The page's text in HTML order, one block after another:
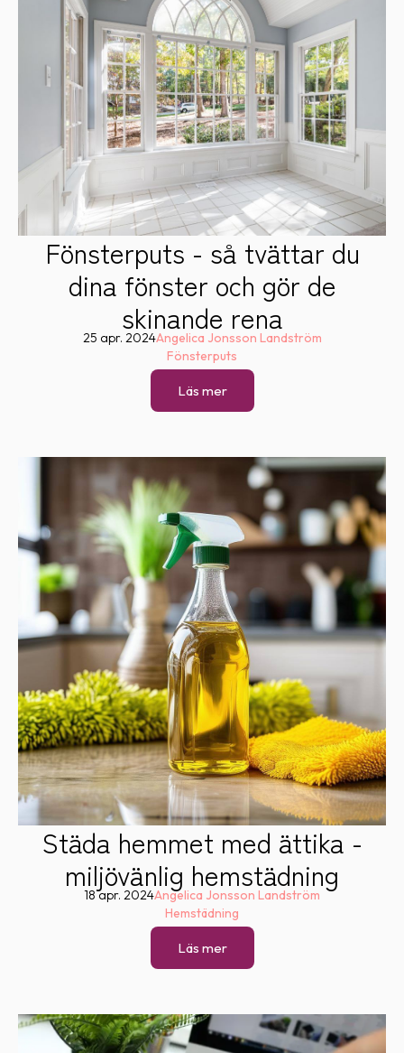
Fönsterputs - så tvättar du
dina fönster och gör de
skinande rena
25 apr. 2024Angelica Jonsson Landström
Läs mer
Fönsterputs
Städa hemmet med ättika -
miljövänlig hemstädning
18 apr. 2024Angelica Jonsson Landström
Läs mer
Hemstädning